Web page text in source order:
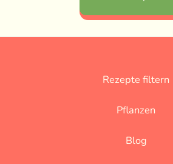
Rezepte filtern
Pflanzen
Blog